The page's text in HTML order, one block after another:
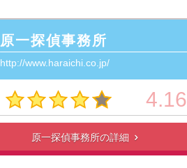
原一探偵事務所
http://www.haraichi.co.jp/
4.16
原一探偵事務所の詳細 